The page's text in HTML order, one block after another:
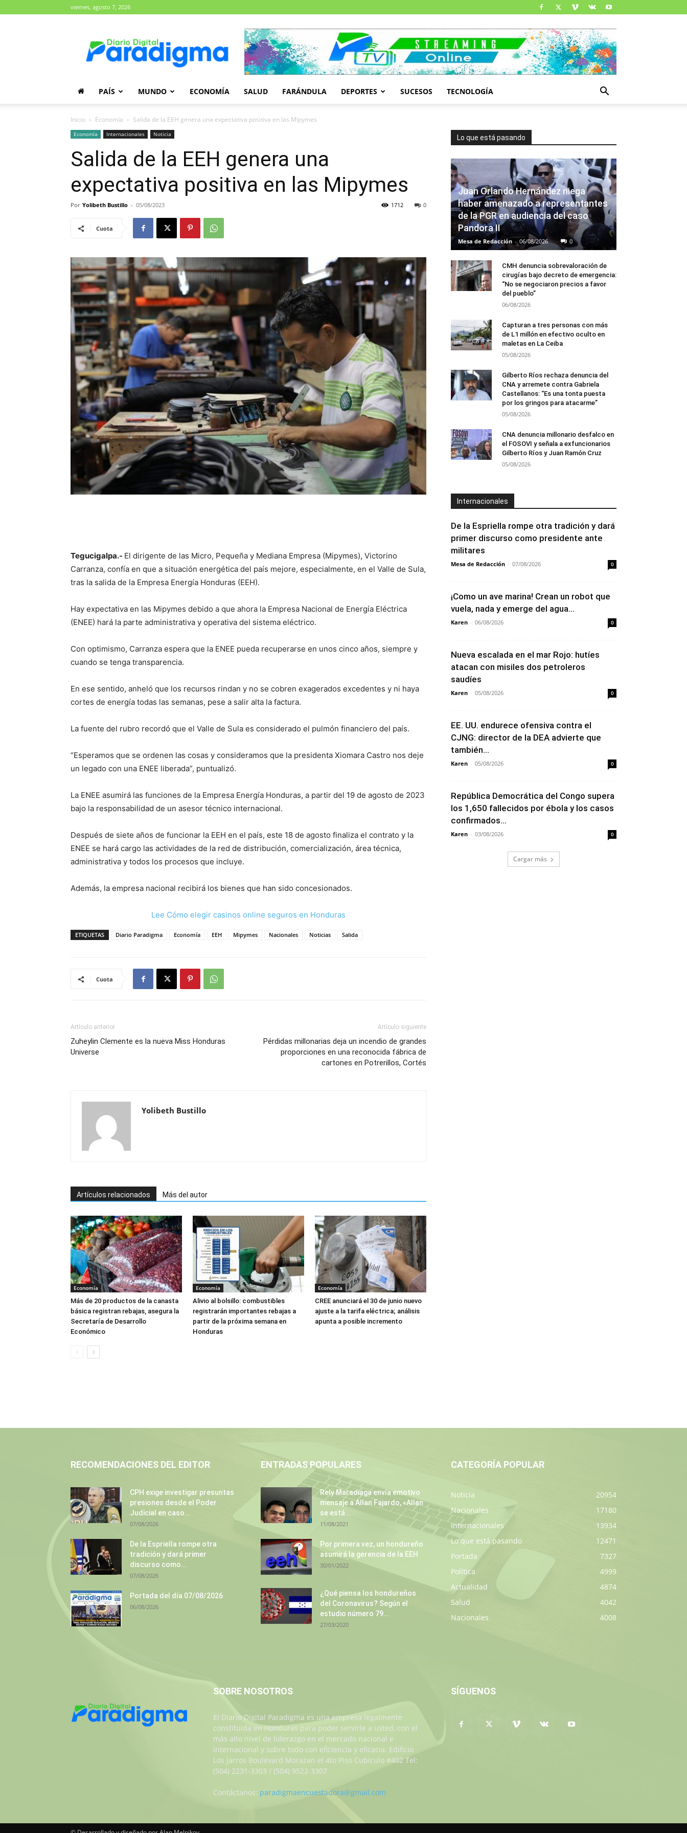
viernes, agosto 7, 2026
Paradigma
PAÍS MUNDO ECONOMÍA SALUD FARÁNDULA DEPORTES SUCESOS TECNOLOGÍA
Inicio Economía Salida de la EEH genera una expectativa positiva en las Mipymes
Economía Internacionales Noticia
Salida de la EEH genera una
expectativa positiva en las Mipymes
Por Yolibeth Bustillo - 05/08/2023 0
1712
Cuota
Tegucigalpa.- El dirigente de las Micro, Pequeña y Mediana Empresa (Mipymes), Victorino
Carranza, confía en que a situación energética del país mejore, especialmente, en el Valle de Sula,
tras la salida de la Empresa Energía Honduras (EEH).
Hay expectativa en las Mipymes debido a que ahora la Empresa Nacional de Energía Eléctrica
(ENEE) hará la parte administrativa y operativa del sistema eléctrico.
Con optimismo, Carranza espera que la ENEE pueda recuperarse en unos cinco años, siempre y
cuando se tenga transparencia.
En ese sentido, anheló que los recursos rindan y no se cobren exagerados excedentes y ni haya
cortes de energía todas las semanas, pese a salir alta la factura.
La fuente del rubro recordó que el Valle de Sula es considerado el pulmón financiero del país.
“Esperamos que se ordenen las cosas y consideramos que la presidenta Xiomara Castro nos deje
un legado con una ENEE liberada”, puntualizó.
La ENEE asumirá las funciones de la Empresa Energía Honduras, a partir del 19 de agosto de 2023
bajo la responsabilidad de un asesor técnico internacional.
Después de siete años de funcionar la EEH en el país, este 18 de agosto finaliza el contrato y la
ENEE se hará cargo las actividades de la red de distribución, comercialización, área técnica,
administrativa y todos los procesos que incluye.
Además, la empresa nacional recibirá los bienes que han sido concesionados.
Lee Cómo elegir casinos online seguros en Honduras
ETIQUETAS Diario Paradigma Economía EEH Mipymes Nacionales Noticias Salida
Cuota
Artículo anterior
Zuheylin Clemente es la nueva Miss Honduras
Universe
Artículo siguiente
Pérdidas millonarias deja un incendio de grandes
proporciones en una reconocida fábrica de
cartones en Potrerillos, Cortés
Yolibeth Bustillo
Artículos relacionados Más del autor
Economía
Más de 20 productos de la canasta
básica registran rebajas, asegura la
Secretaría de Desarrollo
Económico
Economía
Alivio al bolsillo: combustibles
registrarán importantes rebajas a
partir de la próxima semana en
Honduras
Economía
CREE anunciará el 30 de junio nuevo
ajuste a la tarifa eléctrica; análisis
apunta a posible incremento
Lo que está pasando
Juan Orlando Hernández niega
haber amenazado a representantes
de la PGR en audiencia del caso
Pandora II
Mesa de Redacción - 06/08/2026 0
CMH denuncia sobrevaloración de
cirugías bajo decreto de emergencia:
“No se negociaron precios a favor
del pueblo”
06/08/2026
Capturan a tres personas con más
de L1 millón en efectivo oculto en
maletas en La Ceiba
05/08/2026
Gilberto Ríos rechaza denuncia del
CNA y arremete contra Gabriela
Castellanos: “Es una tonta puesta
por los gringos para atacarme”
05/08/2026
CNA denuncia millonario desfalco en
el FOSOVI y señala a exfuncionarios
Gilberto Ríos y Juan Ramón Cruz
05/08/2026
Internacionales
De la Espriella rompe otra tradición y dará
primer discurso como presidente ante
militares
Mesa de Redacción - 07/08/2026 0
¡Como un ave marina! Crean un robot que
vuela, nada y emerge del agua...
Karen - 06/08/2026 0
Nueva escalada en el mar Rojo: hutíes
atacan con misiles dos petroleros
saudíes
Karen - 05/08/2026 0
EE. UU. endurece ofensiva contra el
CJNG: director de la DEA advierte que
también...
Karen - 05/08/2026 0
República Democrática del Congo supera
los 1,650 fallecidos por ébola y los casos
confirmados...
Karen - 03/08/2026 0
Cargar más
RECOMENDACIONES DEL EDITOR
CPH exige investigar presuntas
presiones desde el Poder
Judicial en caso...
07/08/2026
De la Espriella rompe otra
tradición y dará primer
discurso como...
07/08/2026
Portada del día 07/08/2026
06/08/2026
ENTRADAS POPULARES
Rely Maradiaga envía emotivo
mensaje a Allan Fajardo, «Allan
se está...
11/08/2021
Por primera vez, un hondureño
asumirá la gerencia de la EEH
30/01/2022
¿Qué piensa los hondureños
del Coronavirus? Según el
estudio número 79...
27/03/2020
CATEGORÍA POPULAR
Noticia
20954
Nacionales
17180
Internacionales
13934
Lo que está pasando
12471
Portada
7327
Política
4999
Actualidad
4874
Salud
4042
Nacionales
4008
SOBRE NOSOTROS
El Diario Digital Paradigma es una empresa legalmente
constituida en Honduras para poder servirle a usted, con el
más alto nivel de liderazgo en el mercado nacional e
internacional y sobre todo con eficiencia y eficacia. Edificio
Los Jarros Boulevard Morazan el 4to Piso Cubiculo #402 Tel:
(504) 2231-3303 / (504) 9522-3307
Contáctanos: paradigmaencuestadora@gmail.com
SÍGUENOS